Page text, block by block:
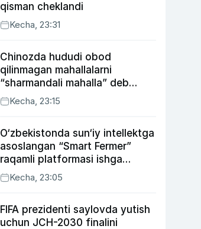
qisman cheklandi
Kecha, 23:31
Chinozda hududi obod
qilinmagan mahallalarni
“sharmandali mahalla” deb
belgilash boshlandi
Kecha, 23:15
O‘zbekistonda sun‘iy intellektga
asoslangan “Smart Fermer”
raqamli platformasi ishga
tushiriladi
Kecha, 23:05
FIFA prezidenti saylovda yutish
uchun JCH-2030 finalini